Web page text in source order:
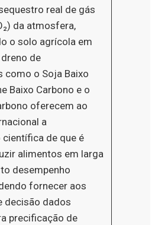
real de gás
da atmosfera,
o solo agrícola em
de
como o Soja Baixo
Baixo Carbono e o
oferecem ao
a
de que é
alimentos em larga
desempenho
fornecer aos
decisão dados
precificação de